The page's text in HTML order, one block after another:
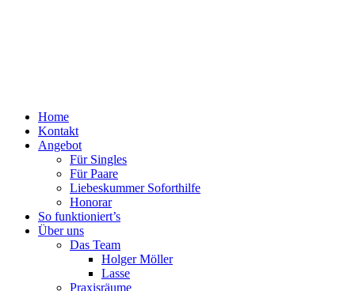
Zum
Inhalt
springen
PaarText
Coaching
Menü
Home
Kontakt
Angebot
Für Singles
Für Paare
Liebeskummer Soforthilfe
Honorar
So funktioniert’s
Über uns
Das Team
Holger Möller
Lasse
Praxisräume